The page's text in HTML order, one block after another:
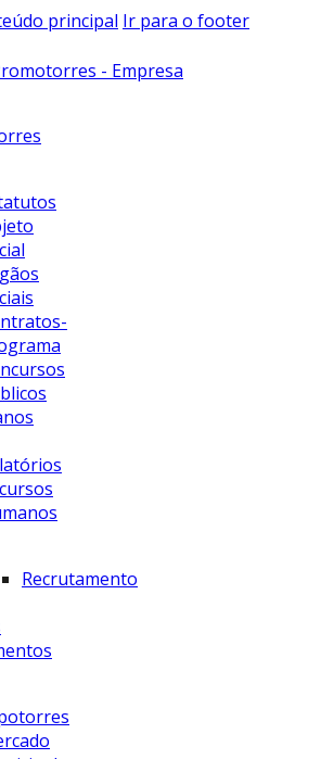
principal Ir para o footer
Recrutamento